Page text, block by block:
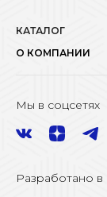
КАТАЛОГ
О КОМПАНИИ
Мы в соцсетях
Разработано в